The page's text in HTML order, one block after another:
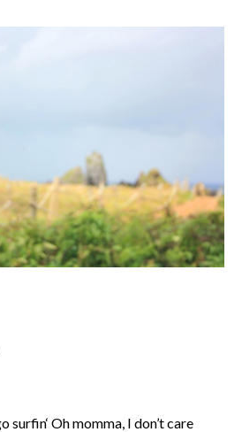
surfin‘ Oh momma, I don’t care